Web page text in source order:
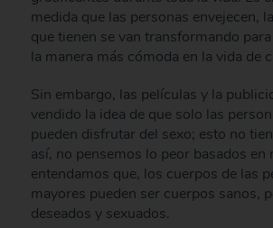
medida que las personas envejecen,
que tienen se van transformando
la manera más cómoda en la vida de
Sin embargo, las películas y la
vendido la idea de que solo las
pueden disfrutar del sexo; esto no
así, no pensemos lo peor basados en
entendamos que, los cuerpos de las
mayores pueden ser cuerpos sanos,
deseados y sexuados.